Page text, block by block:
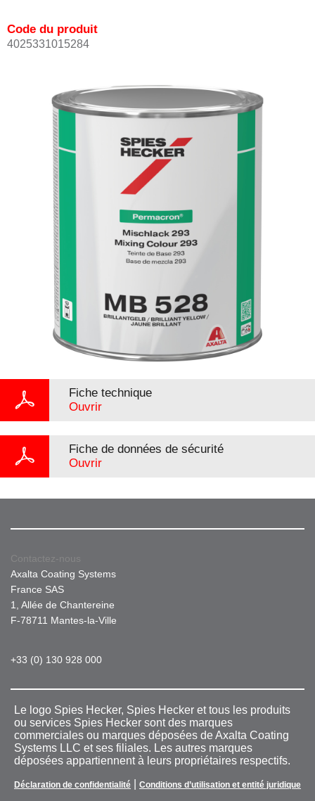
Code du produit
4025331015284
Fiche technique
Ouvrir
Fiche de données de sécurité
Ouvrir
Contactez-nous
Axalta Coating Systems
France SAS
1, Allée de Chantereine
F-78711 Mantes-la-Ville
+33 (0) 130 928 000
Le logo Spies Hecker, Spies Hecker et tous les produits
ou services Spies Hecker sont des marques
commerciales ou marques déposées de Axalta Coating
Systems LLC et ses filiales. Les autres marques
déposées appartiennent à leurs propriétaires respectifs.
Déclaration de confidentialité Conditions d’utilisation et entité juridique